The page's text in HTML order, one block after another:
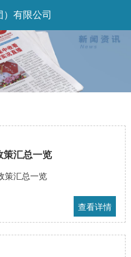
有限公司
策汇总一览
策汇总一览
查看详情